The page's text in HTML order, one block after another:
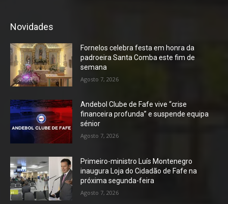
Novidades
Fornelos celebra festa em honra da
padroeira Santa Comba este fim de
semana
Agosto 7, 2026
Andebol Clube de Fafe vive “crise
financeira profunda” e suspende equipa
sénior
Agosto 7, 2026
Primeiro-ministro Luís Montenegro
inaugura Loja do Cidadão de Fafe na
próxima segunda-feira
Agosto 7, 2026